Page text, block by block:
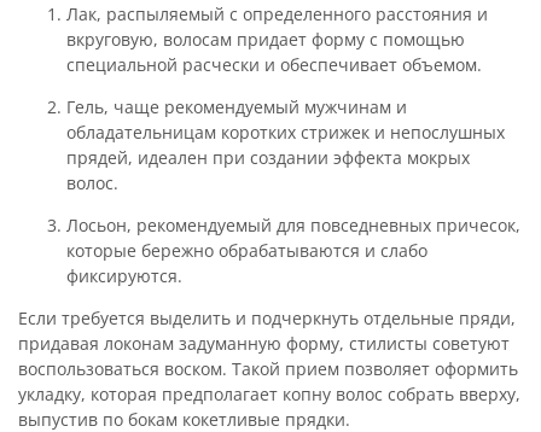
Лак, распыляемый с определенного расстояния и
вкруговую, волосам придает форму с помощью
специальной расчески и обеспечивает объемом.
Гель, чаще рекомендуемый мужчинам и
обладательницам коротких стрижек и непослушных
прядей, идеален при создании эффекта мокрых
волос.
Лосьон, рекомендуемый для повседневных причесок,
которые бережно обрабатываются и слабо
фиксируются.
Если требуется выделить и подчеркнуть отдельные пряди,
придавая локонам задуманную форму, стилисты советуют
воспользоваться воском. Такой прием позволяет оформить
укладку, которая предполагает копну волос собрать вверху,
выпустив по бокам кокетливые прядки.